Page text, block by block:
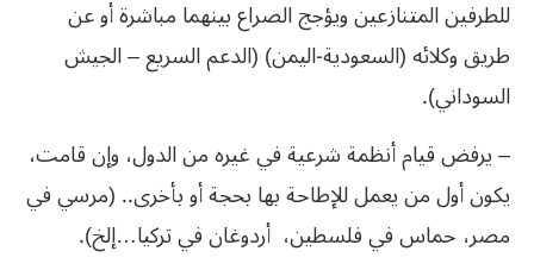
للطرفين المتنازعين ويؤجج الصراع بينهما مباشرة أو عن
طريق وكلائه (السعودية-اليمن) (الدعم السريع – الجيش
السوداني).
– يرفض قيام أنظمة شرعية في غيره من الدول، وإن قامت،
يكون أول من يعمل للإطاحة بها بحجة أو بأخرى.. (مرسي في
مصر، حماس في فلسطين، أردوغان في تركيا…إلخ).